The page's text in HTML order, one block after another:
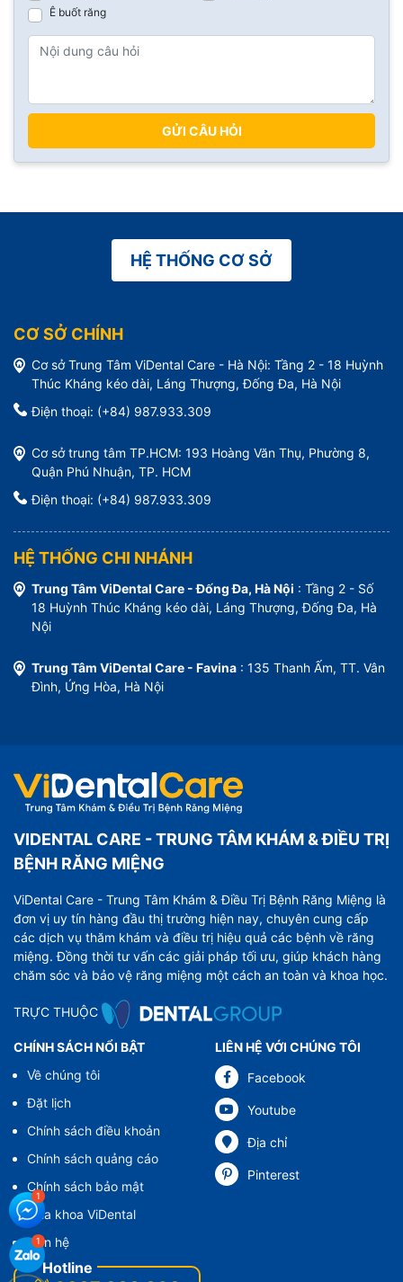
Ê buốt răng
GỬI CÂU HỎI
HỆ THỐNG CƠ SỞ
CƠ SỞ CHÍNH
Cơ sở Trung Tâm ViDental Care - Hà Nội: Tầng 2 - 18 Huỳnh
Thúc Kháng kéo dài, Láng Thượng, Đống Đa, Hà Nội
Điện thoại: (+84) 987.933.309
Cơ sở trung tâm TP.HCM: 193 Hoàng Văn Thụ, Phường 8,
Quận Phú Nhuận, TP. HCM
Điện thoại: (+84) 987.933.309
HỆ THỐNG CHI NHÁNH
Trung Tâm ViDental Care - Đống Đa, Hà Nội : Tầng 2 - Số
18 Huỳnh Thúc Kháng kéo dài, Láng Thượng, Đống Đa, Hà
Nội
Trung Tâm ViDental Care - Favina : 135 Thanh Ấm, TT. Vân
Đình, Ứng Hòa, Hà Nội
VIDENTAL CARE - TRUNG TÂM KHÁM & ĐIỀU TRỊ
BỆNH RĂNG MIỆNG
ViDental Care - Trung Tâm Khám & Điều Trị Bệnh Răng Miệng là
đơn vị uy tín hàng đầu thị trường hiện nay, chuyên cung cấp
các dịch vụ thăm khám và điều trị hiệu quả các bệnh về răng
miệng. Đồng thời tư vấn các giải pháp tối ưu, giúp khách hàng
chăm sóc và bảo vệ răng miệng một cách an toàn và khoa học.
TRỰC THUỘC
CHÍNH SÁCH NỔI BẬT
Về chúng tôi
Đặt lịch
Chính sách điều khoản
Chính sách quảng cáo
Chính sách bảo mật
Nha khoa ViDental
Liên hệ
LIÊN HỆ VỚI CHÚNG TÔI
Facebook
Youtube
Địa chỉ
Pinterest